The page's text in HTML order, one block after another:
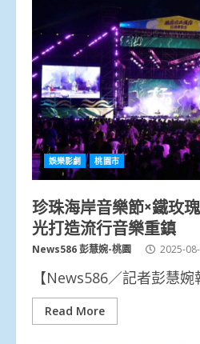
娛樂影劇 桃園市
珍珠海岸音樂節×鐵玫
光打造流行音樂重鎮
News586 彭慧婉-桃園 2025-
【News586／記者彭慧
Read More